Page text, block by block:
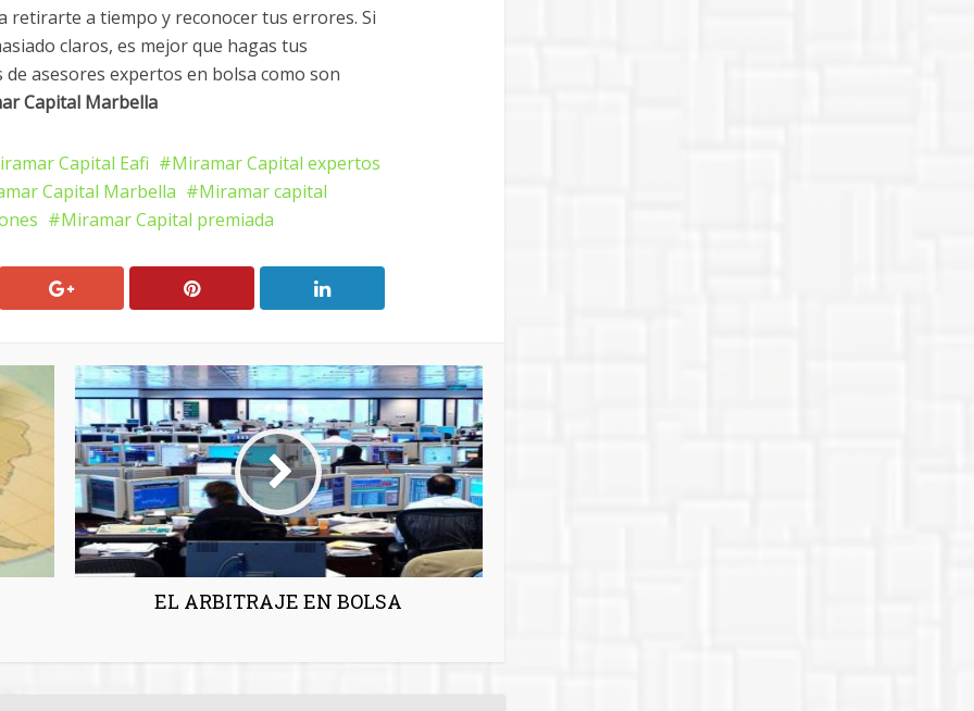
a tiempo y reconocer tus errores. Si
claros, es mejor que hagas tus
asesores expertos en bolsa como son
Capital Marbella
Capital Eafi
Miramar Capital expertos
Capital Marbella
Miramar capital
Miramar Capital premiada
EL ARBITRAJE EN BOLSA
may also like